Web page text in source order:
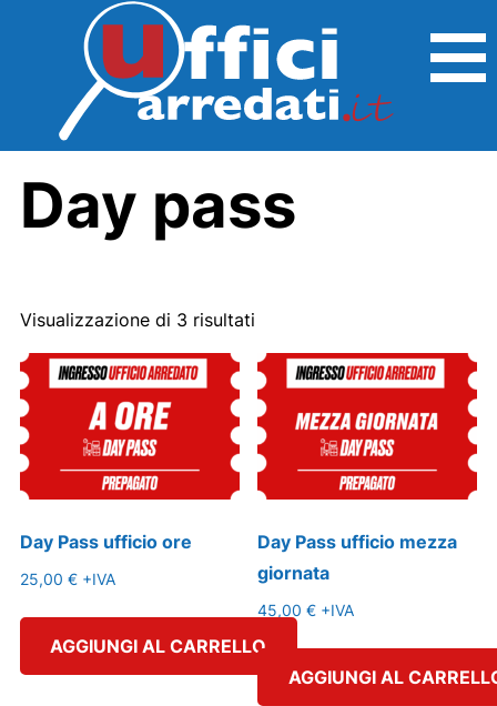
Day pass
Visualizzazione di 3 risultati
Day Pass ufficio ore
25,00 € +IVA
AGGIUNGI AL CARRELLO
Day Pass ufficio mezza
giornata
45,00€ +IVA
AGGIUNGI AL